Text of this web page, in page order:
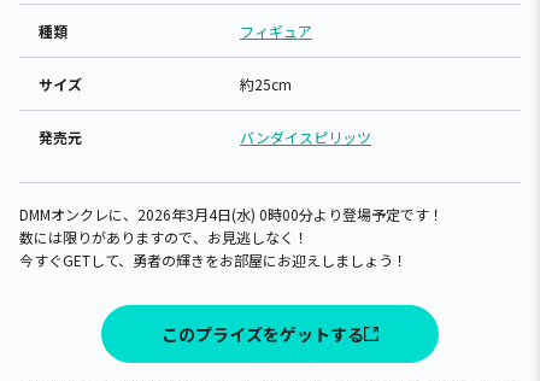
種類 フィギュア
サイズ 約25cm
発売元 バンダイスピリッツ
DMMオンクレに、2026年3月4日(水) 0時00分より登場予定です！
数には限りがありますので、お見逃しなく！
今すぐGETして、勇者の輝きをお部屋にお迎えしましょう！
このプライズをゲットする